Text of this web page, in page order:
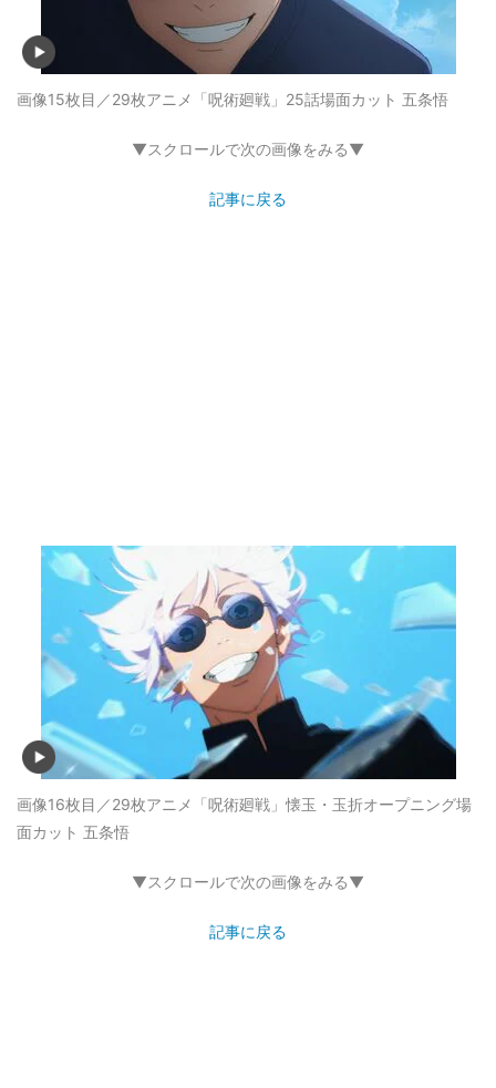
画像15枚目／29枚アニメ「呪術廻戦」25話場面カット 五条悟
▼スクロールで次の画像をみる▼
記事に戻る
画像16枚目／29枚アニメ「呪術廻戦」懐玉・玉折オープニング場
面カット 五条悟
▼スクロールで次の画像をみる▼
記事に戻る